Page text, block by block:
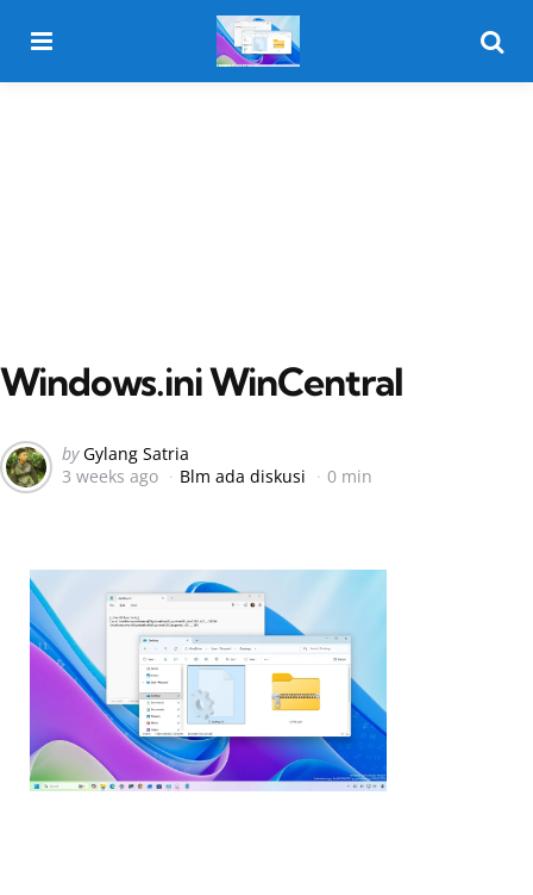
Windows.ini WinCentral
Posted
by
by Gylang Satria
3 weeks ago
Blm ada diskusi 0 min